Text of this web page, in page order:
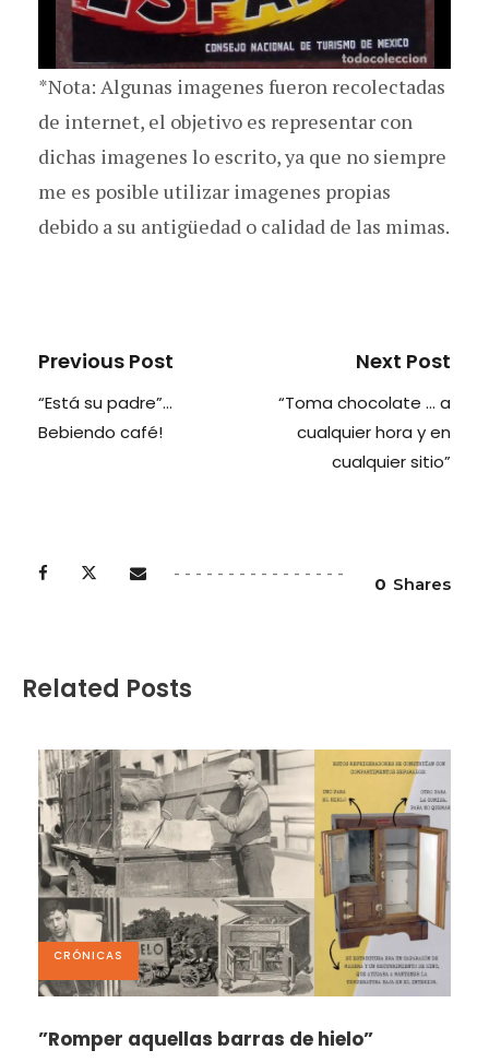
*Nota: Algunas imagenes fueron recolectadas
de internet, el objetivo es representar con
dichas imagenes lo escrito, ya que no siempre
me es posible utilizar imagenes propias
debido a su antigüedad o calidad de las mimas.
Previous Post
“Está su padre”…
Bebiendo café!
Next Post
“Toma chocolate … a
cualquier hora y en
cualquier sitio”
0 Shares
Related Posts
CRÓNICAS
”Romper aquellas barras de hielo”